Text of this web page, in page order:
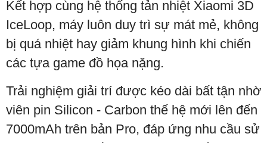
Kết hợp cùng hệ thống tản nhiệt Xiaomi 3D
IceLoop, máy luôn duy trì sự mát mẻ, không
bị quá nhiệt hay giảm khung hình khi chiến
các tựa game đồ họa nặng.
Trải nghiệm giải trí được kéo dài bất tận nhờ
viên pin Silicon - Carbon thế hệ mới lên đến
7000mAh trên bản Pro, đáp ứng nhu cầu sử